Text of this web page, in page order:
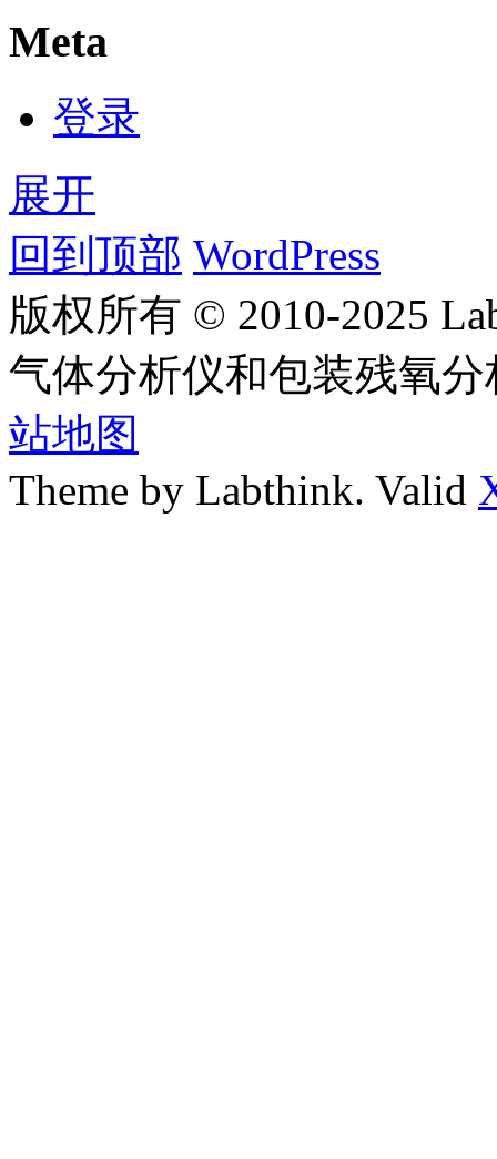
Meta
登录
展开
回到顶部 WordPress
版权所有 © 2010-2025
气体分析仪和包装残氧
站地图
Theme by Labthink. Valid